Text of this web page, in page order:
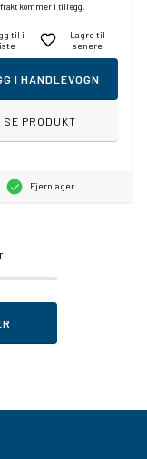
kommer i tillegg.
til i
Lagre til
senere
I HANDLEVOGN
SE PRODUKT
Fjernlager